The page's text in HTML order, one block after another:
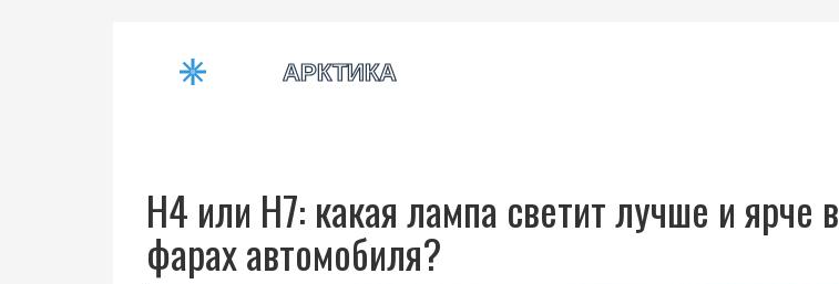
H4 или H7: какая лампа светит лучше и ярче в
фарах автомобиля?